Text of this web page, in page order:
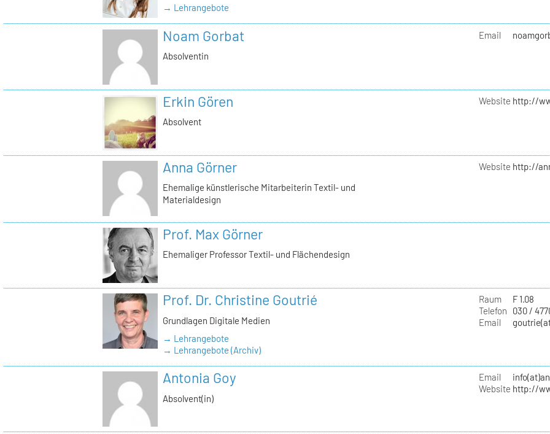
→ Lehrangebote
Noam Gorbat
Absolventin
Email
Erkin Gören
Absolvent
Website http://
Anna Görner
Ehemalige künstlerische Mitarbeiterin Textil- und
Materialdesign
Website http://
Prof. Max Görner
Ehemaliger Professor Textil- und Flächendesign
Prof. Dr. Christine Goutrié
Grundlagen Digitale Medien
→ Lehrangebote
→ Lehrangebote (Archiv)
Raum
F 1.08
Telefon
030 /
Email
Antonia Goy
Absolvent(in)
Email
Website http://